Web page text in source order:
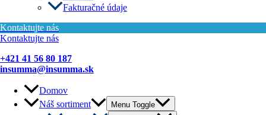
Fakturačné údaje
Kontaktujte nás
Kontaktujte nás
+421 41 56 80 187
insumma@insumma.sk
Domov
Náš sortiment
Menu Toggle